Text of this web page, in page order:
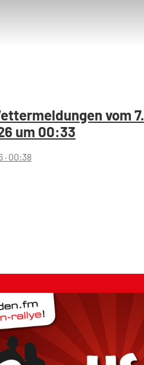
vom 7.
um 00:33
· 00:38